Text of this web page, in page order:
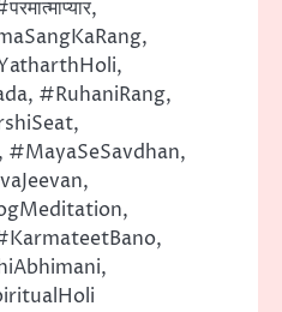
#RuhaniRang,